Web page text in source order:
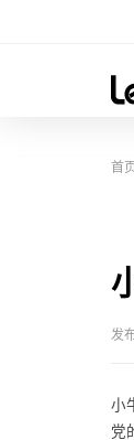
首
发
小
党